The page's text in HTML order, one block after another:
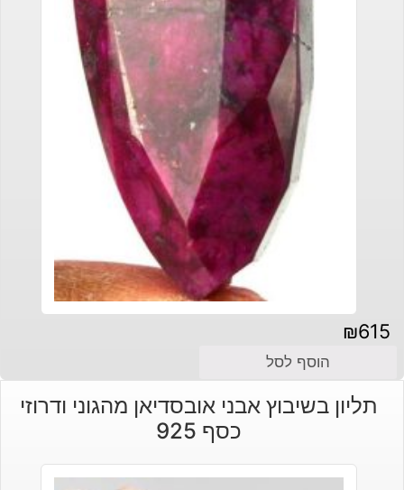
₪615
הוסף לסל
תליון בשיבוץ אבני אובסדיאן מהגוני ודרוזי
כסף 925